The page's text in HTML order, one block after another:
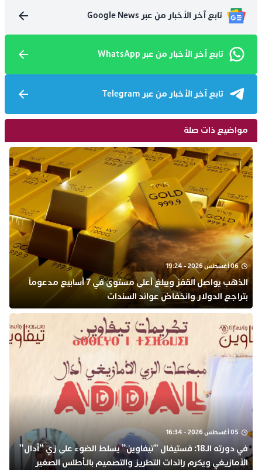
تابع آخر الأخبار من عبر Google News
تابع آخر الأخبار من عبر WhatsApp
تابع آخر الأخبار من عبر Telegram
مواضيع ذات صلة
06 أغسطس 2026 - 19:24
الذهب يواصل القفز ويبلغ أعلى مستوى في 7 أسابيع مدعوماً
بتراجع الدولار وانخفاض عوائد السندات
05 أغسطس 2026 - 16:34
في دورته الـ18: فستيفال “تيفاوين” يسلط الضوء على زي “أدال”
الأمازيغي ويكرم رائدات التطريز والتصميم بالـأطلس الصغير